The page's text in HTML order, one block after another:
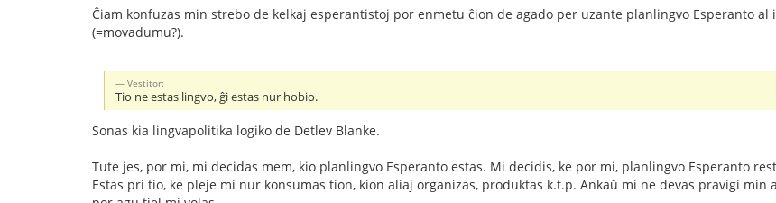
Ĉiam konfuzas min strebo de kelkaj esperantistoj por enmetu ĉion de agado per uzante planlingvo Esperanto
(=movadumu?).
Vestitor:
Tio ne estas lingvo, ĝi estas nur hobio.
Sonas kia lingvapolitika logiko de Detlev Blanke.
Tute jes, por mi, mi decidas mem, kio planlingvo Esperanto estas. Mi decidis, ke por mi, planlingvo Esperanto
Estas pri tio, ke pleje mi nur konsumas tion, kion aliaj organizas, produktas k.t.p. Ankaŭ mi ne devas pravigi min